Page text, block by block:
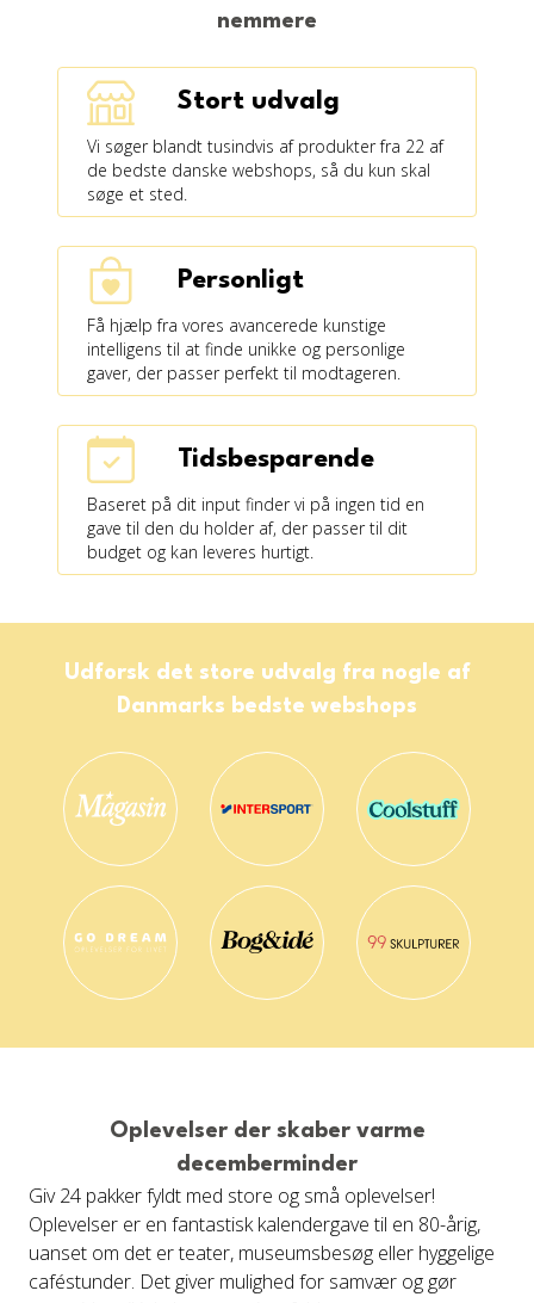
nemmere
Stort udvalg
Vi søger blandt tusindvis af produkter fra 22 af
de bedste danske webshops, så du kun skal
søge et sted.
Personligt
Få hjælp fra vores avancerede kunstige
intelligens til at finde unikke og personlige
gaver, der passer perfekt til modtageren.
Tidsbesparende
Baseret på dit input finder vi på ingen tid en
gave til den du holder af, der passer til dit
budget og kan leveres hurtigt.
Udforsk det store udvalg fra nogle af
Danmarks bedste webshops
Oplevelser der skaber varme
decemberminder
Giv 24 pakker fyldt med store og små oplevelser!
Oplevelser er en fantastisk kalendergave til en 80-årig,
uanset om det er teater, museumsbesøg eller hyggelige
caféstunder. Det giver mulighed for samvær og gør